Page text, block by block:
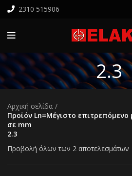
2310 515906
2.3
Αρχική σελίδα
Προϊόν Ln=Μέγιστο επιτρεπόμενο
σε mm
2.3
Προβολή όλων των 2 αποτελεσμάτων